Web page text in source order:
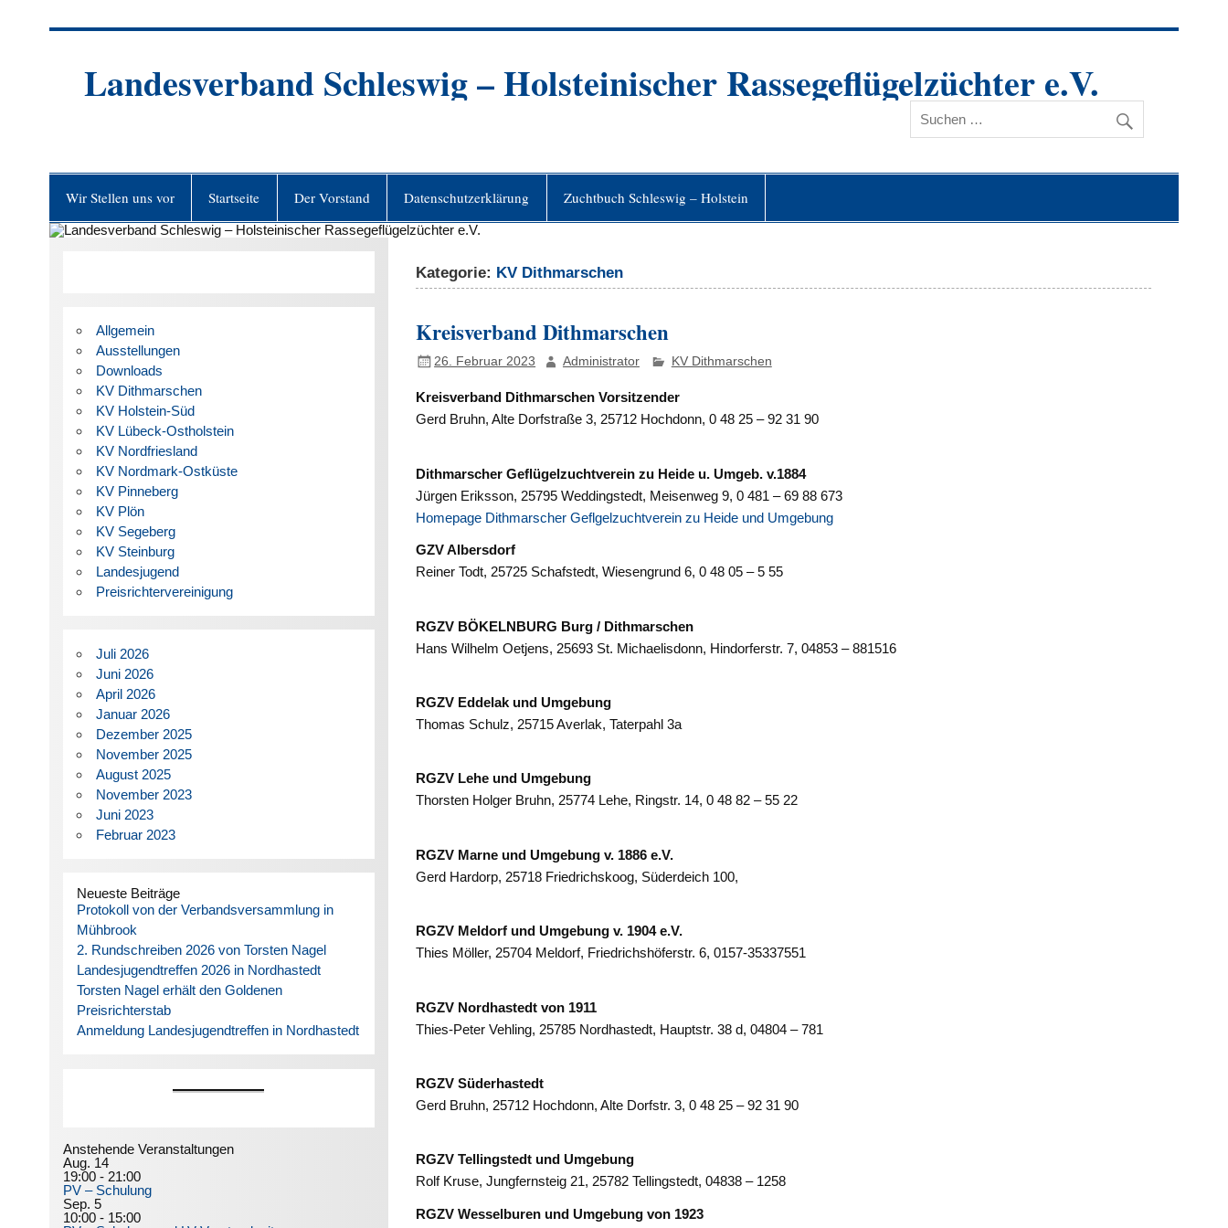
Landesverband Schleswig – Holsteinischer Rassegeflügelzüchter e.V.
Wir Stellen uns vor Startseite Der Vorstand Datenschutzerklärung Zuchtbuch Schleswig – Holstein
Kategorie: KV Dithmarschen
Kreisverband Dithmarschen
26. Februar 2023 Administrator KV Dithmarschen
Kreisverband Dithmarschen Vorsitzender
Gerd Bruhn, Alte Dorfstraße 3, 25712 Hochdonn, 0 48 25 – 92 31 90
Dithmarscher Geflügelzuchtverein zu Heide u. Umgeb. v.1884
Jürgen Eriksson, 25795 Weddingstedt, Meisenweg 9, 0 481 – 69 88 673
Homepage Dithmarscher Geflgelzuchtverein zu Heide und Umgebung
GZV Albersdorf
Reiner Todt, 25725 Schafstedt, Wiesengrund 6, 0 48 05 – 5 55
RGZV BÖKELNBURG Burg / Dithmarschen
Hans Wilhelm Oetjens, 25693 St. Michaelisdonn, Hindorferstr. 7, 04853 – 881516
RGZV Eddelak und Umgebung
Thomas Schulz, 25715 Averlak, Taterpahl 3a
RGZV Lehe und Umgebung
Thorsten Holger Bruhn, 25774 Lehe, Ringstr. 14, 0 48 82 – 55 22
RGZV Marne und Umgebung v. 1886 e.V.
Gerd Hardorp, 25718 Friedrichskoog, Süderdeich 100,
RGZV Meldorf und Umgebung v. 1904 e.V.
Thies Möller, 25704 Meldorf, Friedrichshöferstr. 6, 0157-35337551
RGZV Nordhastedt von 1911
Thies-Peter Vehling, 25785 Nordhastedt, Hauptstr. 38 d, 04804 – 781
RGZV Süderhastedt
Gerd Bruhn, 25712 Hochdonn, Alte Dorfstr. 3, 0 48 25 – 92 31 90
RGZV Tellingstedt und Umgebung
Rolf Kruse, Jungfernsteig 21, 25782 Tellingstedt, 04838 – 1258
RGZV Wesselburen und Umgebung von 1923
Allgemein
Ausstellungen
Downloads
KV Dithmarschen
KV Holstein-Süd
KV Lübeck-Ostholstein
KV Nordfriesland
KV Nordmark-Ostküste
KV Pinneberg
KV Plön
KV Segeberg
KV Steinburg
Landesjugend
Preisrichtervereinigung
Juli 2026
Juni 2026
April 2026
Januar 2026
Dezember 2025
November 2025
August 2025
November 2023
Juni 2023
Februar 2023
Neueste Beiträge
Protokoll von der Verbandsversammlung in
Mühbrook
2. Rundschreiben 2026 von Torsten Nagel
Landesjugendtreffen 2026 in Nordhastedt
Torsten Nagel erhält den Goldenen
Preisrichterstab
Anmeldung Landesjugendtreffen in Nordhastedt
Anstehende Veranstaltungen
Aug. 14
19:00- 21:00
PV – Schulung
Sep. 5
10:00- 15:00